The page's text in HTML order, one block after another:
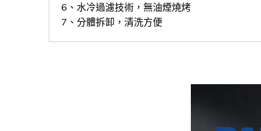
6、水冷過濾技術，無油煙燒烤
7、分體拆卸，清洗方便